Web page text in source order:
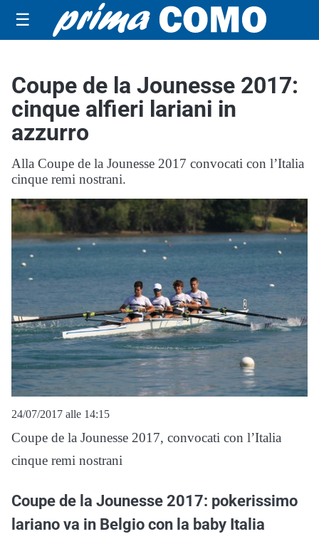
☰
Coupe de la Jounesse 2017:
cinque alfieri lariani in
azzurro
Alla Coupe de la Jounesse 2017 convocati con l’Italia
cinque remi nostrani.
24/07/2017 alle 14:15
Coupe de la Jounesse 2017, convocati con l’Italia
cinque remi nostrani
Coupe de la Jounesse 2017: pokerissimo
lariano va in Belgio con la baby Italia